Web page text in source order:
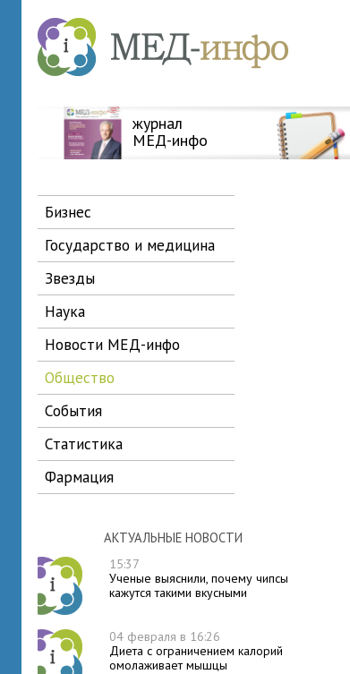
журнал
МЕД-инфо
бизнес
государство и медицина
звезды
наука
новости МЕД-инфо
общество
события
статистика
фармация
АКТУАЛЬНЫЕ НОВОСТИ
15:37
Ученые выяснили, почему чипсы
кажутся такими вкусными
04 февраля в 16:26
Диета с ограничением калорий
омолаживает мышцы